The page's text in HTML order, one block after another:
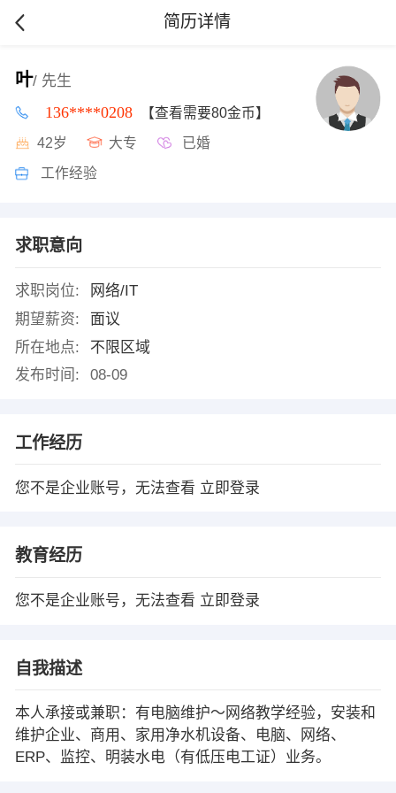
简历详情
叶/ 先生
136****0208 【查看需要80金币】
42岁 大专 已婚
工作经验
求职意向
求职岗位:
网络/IT
期望薪资:
面议
所在地点:
不限区域
发布时间:
08-09
工作经历
您不是企业账号，无法查看 立即登录
教育经历
您不是企业账号，无法查看 立即登录
自我描述
本人承接或兼职：有电脑维护～网络教学经验，安装和
维护企业、商用、家用净水机设备、电脑、网络、
ERP、监控、明装水电（有低压电工证）业务。